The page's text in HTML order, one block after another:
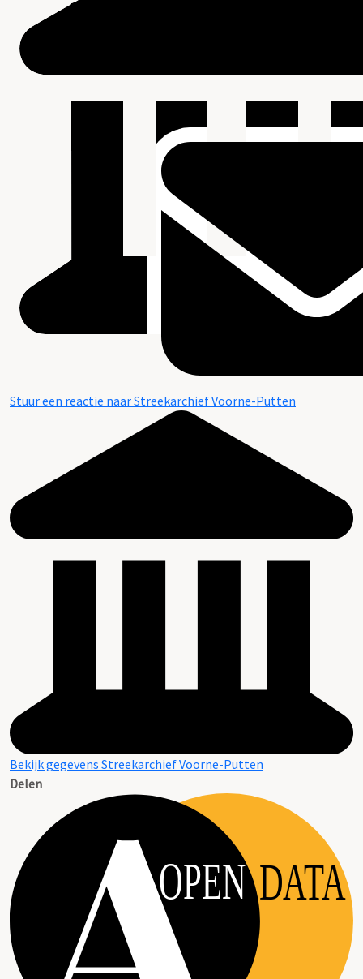
Stuur een reactie naar Streekarchief Voorne-Putten
Bekijk gegevens Streekarchief Voorne-Putten
Delen
OPEN DATA